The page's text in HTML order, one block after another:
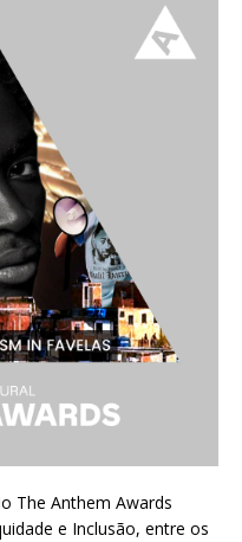
The Anthem Awards
e Inclusão, entre os